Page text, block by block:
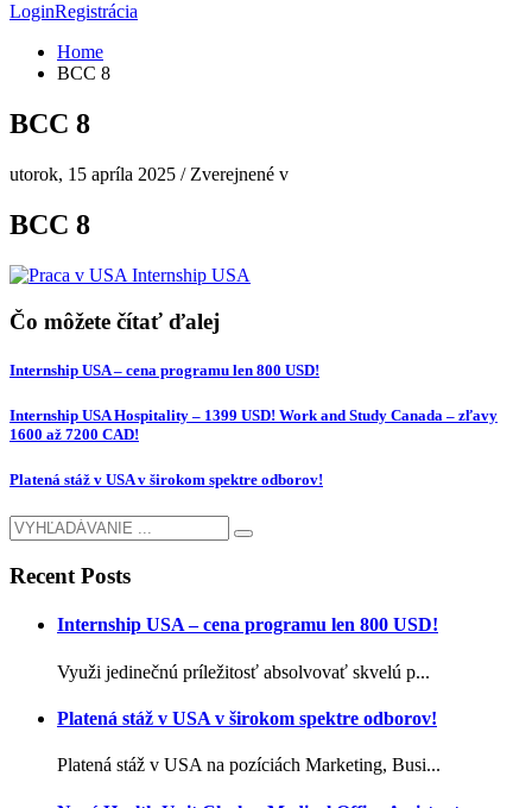
LoginRegistrácia
Home
BCC 8
BCC 8
utorok, 15 apríla 2025 / Zverejnené v
BCC 8
Čo môžete čítať ďalej
Internship USA – cena programu len 800 USD!
Internship USA Hospitality – 1399 USD! Work and Study Canada – zľavy
1600 až 7200 CAD!
Platená stáž v USA v širokom spektre odborov!
Recent Posts
Internship USA – cena programu len 800 USD!
Využi jedinečnú príležitosť absolvovať skvelú p...
Platená stáž v USA v širokom spektre odborov!
Platená stáž v USA na pozíciách Marketing, Busi...